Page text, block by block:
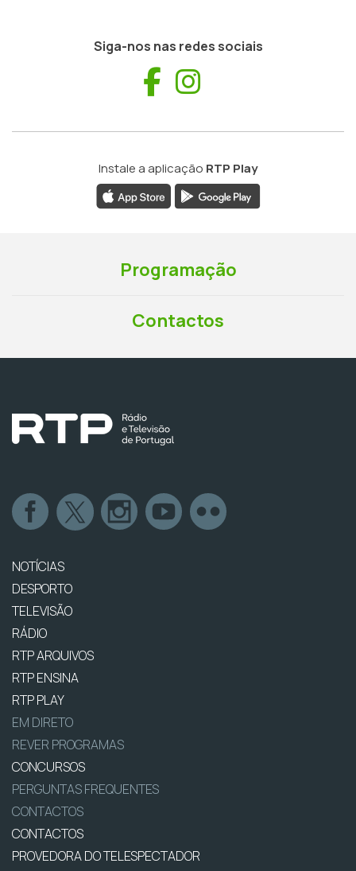
Siga-nos nas redes sociais
Facebook
Instale a aplicação RTP Play
Programação
Contactos
NOTÍCIAS
DESPORTO
TELEVISÃO
RÁDIO
RTP ARQUIVOS
RTP ENSINA
RTP PLAY
EM DIRETO
REVER PROGRAMAS
CONCURSOS
PERGUNTAS FREQUENTES
CONTACTOS
CONTACTOS
PROVEDORA DO TELESPECTADOR